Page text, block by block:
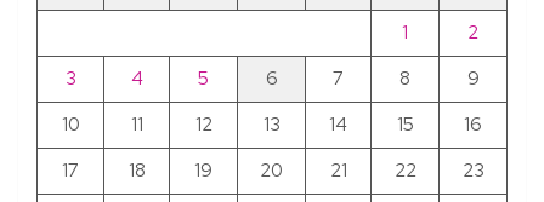
1
2
3
4 5 6 7 8
9
10
11 12 13 14 15
16
17
18 19 20 21 22
23